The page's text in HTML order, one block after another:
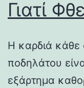
Γιατί
Η καρδιά κάθε
ποδηλάτου
εξάρτημα